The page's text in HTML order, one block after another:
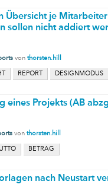
Übersicht je
sollen nicht addiert
von thorsten.hill
REPORT DESIGNMODUS
eines Projekts (AB
von thorsten.hill
BETRAG
nach Neustart